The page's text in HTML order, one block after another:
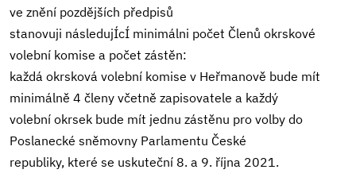
ve znění pozdějších předpisů
stanovuji následujÍcÍ minimálni počet Členů okrskové
volební komise a počet zástěn:
každá okrsková volební komise v Heřmanově bude mít
minimálně 4 členy včetně zapisovatele a každý
volební okrsek bude mít jednu zástěnu pro volby do
Poslanecké sněmovny Parlamentu České
republiky, které se uskuteční 8. a 9. října 2021.